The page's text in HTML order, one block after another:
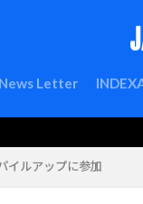
Letter
イルアップに参加